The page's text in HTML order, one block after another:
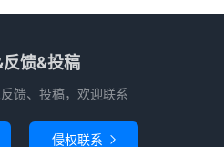
馈&投稿
馈、投稿，欢迎联系
侵权联系 